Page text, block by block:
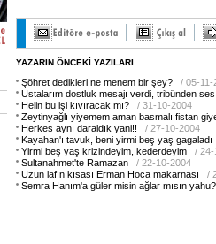
YAZARIN ÖNCEKİ YAZILARI
Şöhret dedikleri ne menem bir şey?
/ 05-11-
Ustalarım dostluk mesajı verdi, tribünden
Helin bu işi kıvıracak mı?
/ 31-10-2004
Zeytinyağlı yiyemem aman basmalı fistan
Herkes aynı daraldık yani!!
/ 27-10-2004
Kayahan'ı tavuk, beni yirmi beş yaş gagaladı
Yirmi beş yaş krizindeyim, kederdeyim
/ 24-
Sultanahmet'te Ramazan
/ 22-10-2004
Uzun lafın kısası Erman Hoca makarnası
/
Semra Hanım'a güler misin ağlar mısın yahu?